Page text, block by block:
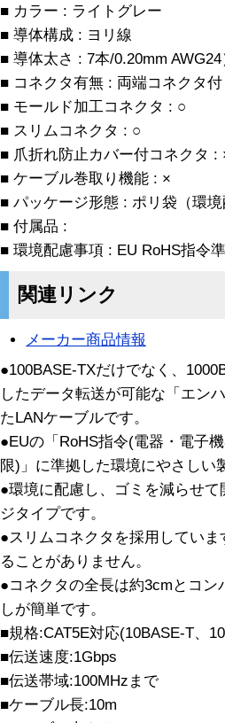
■ カラー : ライトグレー
■ 導体構成 : ヨリ線
■ 導体太さ : 7本/0.20mm AWG24
■ コネクタ有無 : 両端コネクタ付
■ モールド加工コネクタ : ○
■ スリムコネクタ : ○
■ 爪折れ防止カバー付コネクタ :
■ ケーブル巻取り機能 : ×
■ パッケージ形態 : ポリ袋（環
■ 付属品 :
■ 環境配慮事項 : EU RoHS指令
関連リンク
メーカー商品情報
●100BASE-TXだけでなく、
したデータ転送が可能な「エン
たLANケーブルです。
●EUの「RoHS指令(電器・電子
限)」に準拠した環境にやさしい
●環境に配慮し、ゴミを減らせ
ジタイプです。
●スリムコネクタを採用してい
ることがありません。
●コネクタの全長は約3cmとコ
しが簡単です。
■規格:CAT5E対応(10BASE-T、
■伝送速度:1Gbps
■伝送帯域:100MHzまで
■ケーブル長:10m